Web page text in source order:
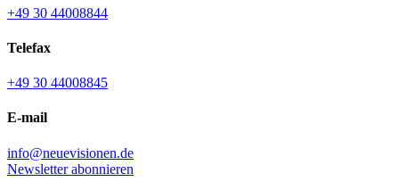
+49 30 44008844
Telefax
+49 30 44008845
E-mail
info@neuevisionen.de
Newsletter abonnieren